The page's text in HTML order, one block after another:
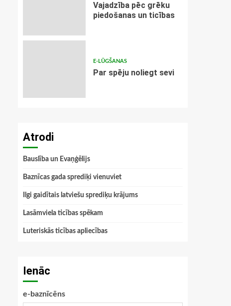
Vajadzība pēc grēku
piedošanas un ticības
E-LŪGŠANAS
Par spēju noliegt sevi
Atrodi
Bauslība un Evaņģēlijs
Baznīcas gada sprediķi vienuviet
Ilgi gaidītais latviešu sprediķu krājums
Lasāmviela ticības spēkam
Luteriskās ticības apliecības
Ienāc
e-baznīcēns